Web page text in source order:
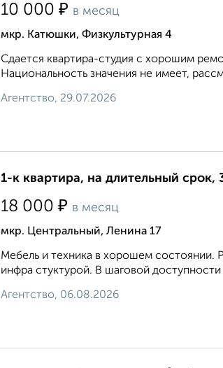
10 000 ₽ в месяц
мкр. Катюшки, Физкультурная 4
Сдается квартира-студия с хорошим
Национальность значения не имеет,
Агентство, 29.07.2026
1-к квартира, на длительный срок,
18 000 ₽ в месяц
мкр. Центральный, Ленина 17
Мебель и техника в хорошем состоянии.
инфра стуктурой. В шаговой
Агентство, 06.08.2026